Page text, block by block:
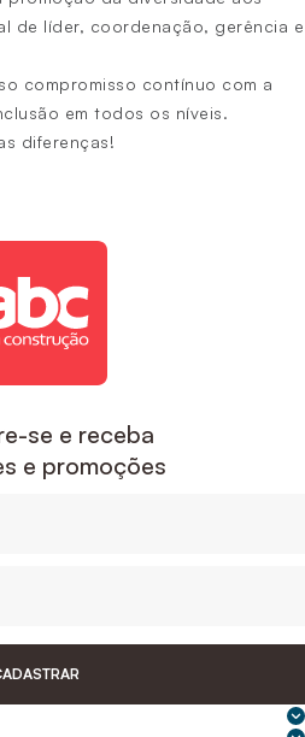
de líder, coordenação, gerência e
compromisso contínuo com a
em todos os níveis.
diferenças!
se e receba
e promoções